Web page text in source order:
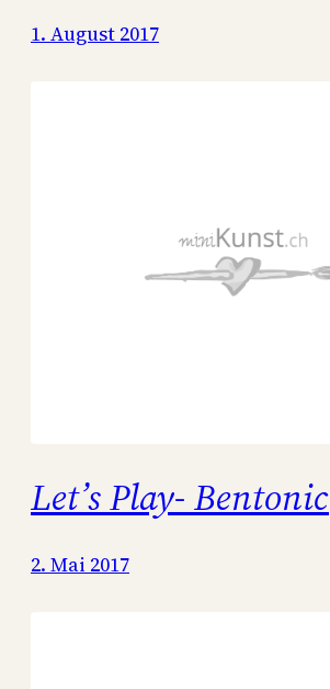
1. August 2017
Let’s Play- Bentonic
2. Mai 2017